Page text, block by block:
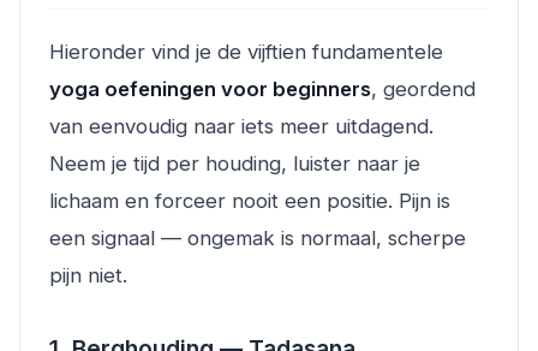
Hieronder vind je de vijftien fundamentele
yoga oefeningen voor beginners, geordend
van eenvoudig naar iets meer uitdagend.
Neem je tijd per houding, luister naar je
lichaam en forceer nooit een positie. Pijn is
een signaal — ongemak is normaal, scherpe
pijn niet.